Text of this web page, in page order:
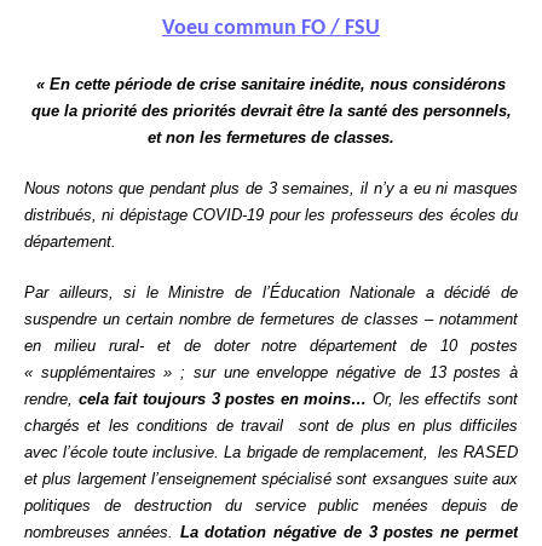
Voeu commun FO / FSU
« En cette période de crise sanitaire inédite, nous considérons
que la priorité des priorités devrait être la santé des personnels,
et non les fermetures de classes.
Nous notons que pendant plus de 3 semaines, il n’y a eu ni masques
distribués, ni dépistage COVID-19 pour les professeurs des écoles du
département.
Par ailleurs, si le Ministre de l’Éducation Nationale a décidé de
suspendre un certain nombre de fermetures de classes – notamment
en milieu rural- et de doter notre département de 10 postes
« supplémentaires » ; sur une enveloppe négative de 13 postes à
rendre, cela fait toujours 3 postes en moins… Or, les effectifs sont
chargés et les conditions de travail sont de plus en plus difficiles
avec l’école toute inclusive. La brigade de remplacement, les RASED
et plus largement l’enseignement spécialisé sont exsangues suite aux
politiques de destruction du service public menées depuis de
nombreuses années. La dotation négative de 3 postes ne permet